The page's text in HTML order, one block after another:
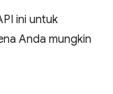
ini untuk
Anda mungkin